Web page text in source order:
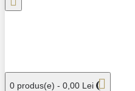
0 produs(e) - 0,00 Lei